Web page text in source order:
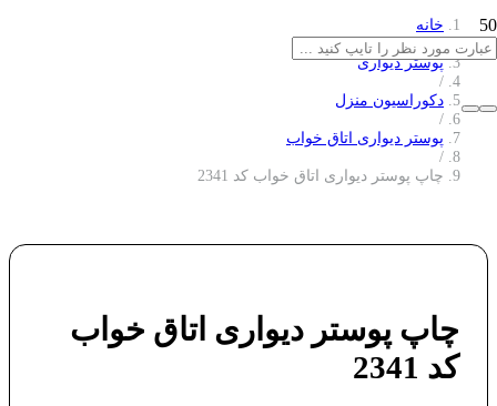
خانه
/
پوستر دیواری
/
دکوراسیون منزل
/
پوستر دیواری اتاق خواب
/
چاپ پوستر دیواری اتاق خواب کد 2341
چاپ پوستر دیواری اتاق خواب
کد 2341